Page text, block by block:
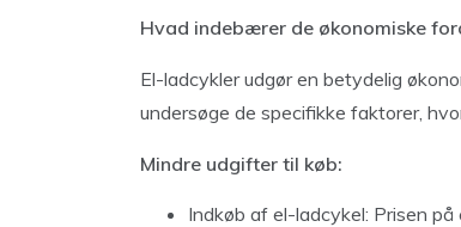
Hvad indebærer de økonomiske
El-ladcykler udgør en betydelig
undersøge de specifikke faktorer,
Mindre udgifter til køb:
Indkøb af el-ladcykel: Prisen